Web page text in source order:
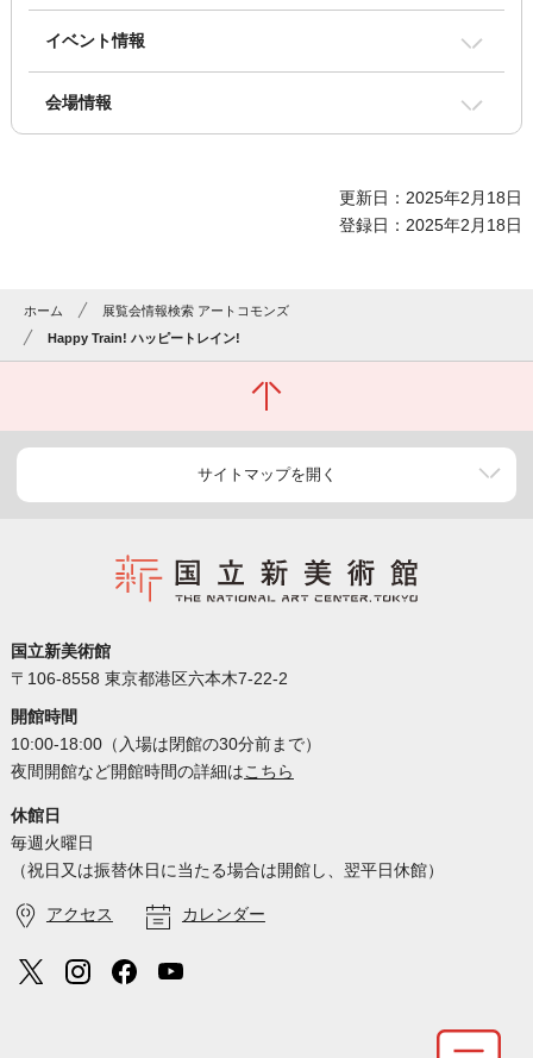
イベント情報
会場情報
更新日：2025年2月18日
登録日：2025年2月18日
ホーム
展覧会情報検索 アートコモンズ
Happy Train! ハッピートレイン!
サイトマップを開く
国立新美術館
〒106-8558 東京都港区六本木7-22-2
開館時間
10:00-18:00（入場は閉館の30分前まで）
夜間開館など開館時間の詳細はこちら
休館日
毎週火曜日
（祝日又は振替休日に当たる場合は開館し、翌平日休館）
アクセス カレンダー